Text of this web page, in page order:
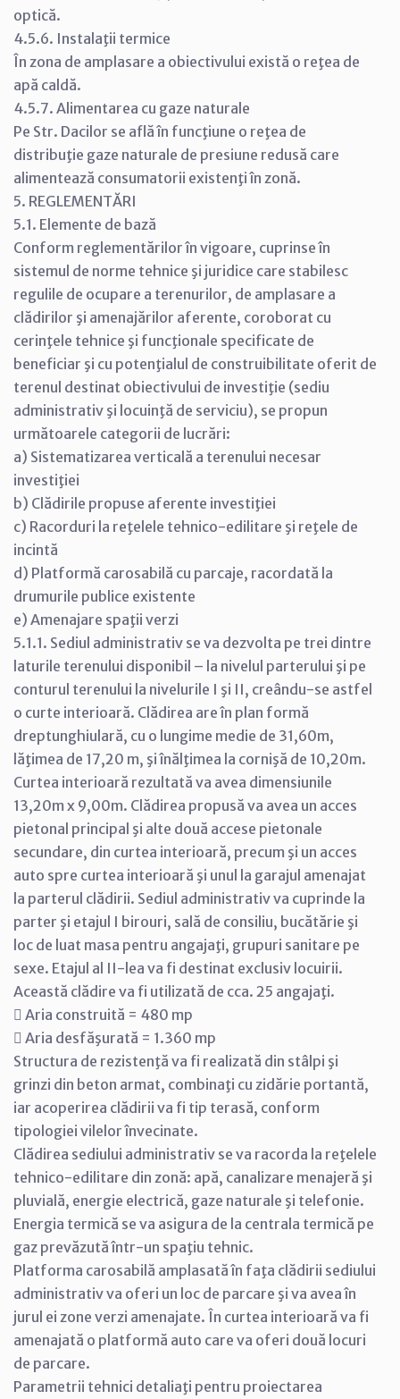
optică.
4.5.6. Instalaţii termice
În zona de amplasare a obiectivului există o reţea de
apă caldă.
4.5.7. Alimentarea cu gaze naturale
Pe Str. Dacilor se află în funcţiune o reţea de
distribuţie gaze naturale de presiune redusă care
alimentează consumatorii existenţi în zonă.
5. REGLEMENTĂRI
5.1. Elemente de bază
Conform reglementărilor în vigoare, cuprinse în
sistemul de norme tehnice şi juridice care stabilesc
regulile de ocupare a terenurilor, de amplasare a
clădirilor şi amenajărilor aferente, coroborat cu
cerinţele tehnice şi funcţionale specificate de
beneficiar şi cu potenţialul de construibilitate oferit de
terenul destinat obiectivului de investiţie (sediu
administrativ şi locuinţă de serviciu), se propun
următoarele categorii de lucrări:
a) Sistematizarea verticală a terenului necesar
investiţiei
b) Clădirile propuse aferente investiţiei
c) Racorduri la reţelele tehnico-edilitare şi reţele de
incintă
d) Platformă carosabilă cu parcaje, racordată la
drumurile publice existente
e) Amenajare spaţii verzi
5.1.1. Sediul administrativ se va dezvolta pe trei dintre
laturile terenului disponibil – la nivelul parterului şi pe
conturul terenului la nivelurile I şi II, creându-se astfel
o curte interioară. Clădirea are în plan formă
dreptunghiulară, cu o lungime medie de 31,60m,
lăţimea de 17,20 m, şi înălţimea la cornişă de 10,20m.
Curtea interioară rezultată va avea dimensiunile
13,20m x 9,00m. Clădirea propusă va avea un acces
pietonal principal şi alte două accese pietonale
secundare, din curtea interioară, precum şi un acces
auto spre curtea interioară şi unul la garajul amenajat
la parterul clădirii. Sediul administrativ va cuprinde la
parter şi etajul I birouri, sală de consiliu, bucătărie şi
loc de luat masa pentru angajaţi, grupuri sanitare pe
sexe. Etajul al II-lea va fi destinat exclusiv locuirii.
Această clădire va fi utilizată de cca. 25 angajaţi.
 Aria construită = 480 mp
 Aria desfăşurată = 1.360 mp
Structura de rezistenţă va fi realizată din stâlpi şi
grinzi din beton armat, combinaţi cu zidărie portantă,
iar acoperirea clădirii va fi tip terasă, conform
tipologiei vilelor învecinate.
Clădirea sediului administrativ se va racorda la reţelele
tehnico-edilitare din zonă: apă, canalizare menajeră şi
pluvială, energie electrică, gaze naturale şi telefonie.
Energia termică se va asigura de la centrala termică pe
gaz prevăzută într-un spaţiu tehnic.
Platforma carosabilă amplasată în faţa clădirii sediului
administrativ va oferi un loc de parcare şi va avea în
jurul ei zone verzi amenajate. În curtea interioară va fi
amenajată o platformă auto care va oferi două locuri
de parcare.
Parametrii tehnici detaliaţi pentru proiectarea